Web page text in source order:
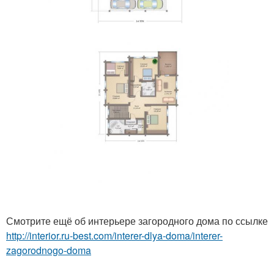
Смотрите ещё об интерьере загородного дома по ссылке
http://interior.ru-best.com/interer-dlya-doma/interer-
zagorodnogo-doma